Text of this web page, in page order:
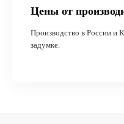
Цены от
Производство в России и
задумке.